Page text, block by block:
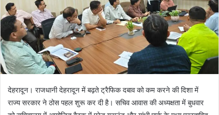
m
a
i
l
देहरादून। राजधानी देहरादून में बढ़ते ट्रैफिक दबाव को कम करने की दिशा में
राज्य सरकार ने ठोस पहल शुरू कर दी है। सचिव आवास की अध्यक्षता में बुधवार